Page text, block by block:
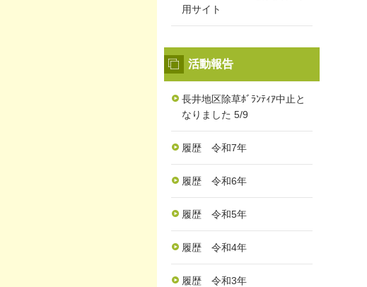
用サイト
活動報告
長井地区除草ﾎﾞﾗﾝﾃｨｱ中止と
なりました 5/9
履歴 令和7年
履歴 令和6年
履歴 令和5年
履歴 令和4年
履歴 令和3年